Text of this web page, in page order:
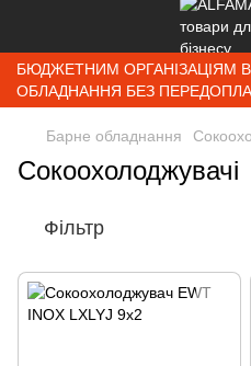
БЮДЖЕТНИМ ОРГАНІЗАЦІЯМ
ОБЛАДНАННЯ БЕЗ
Барне обладнання
Сокоохолоджувачі
Фільтр